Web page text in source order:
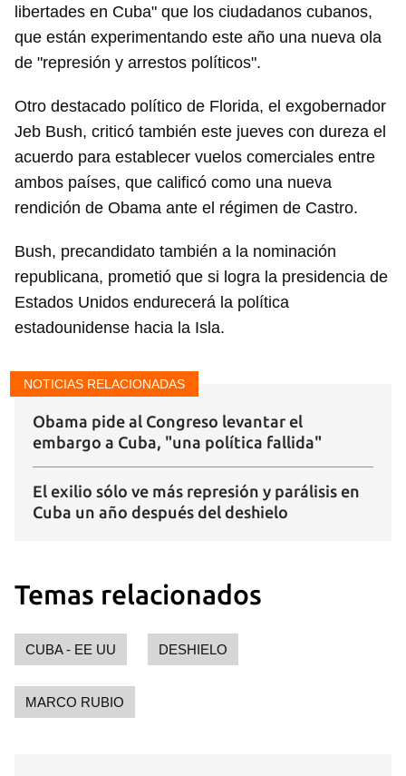
libertades en Cuba" que los ciudadanos cubanos,
que están experimentando este año una nueva ola
de "represión y arrestos políticos".
Otro destacado político de Florida, el exgobernador
Jeb Bush, criticó también este jueves con dureza el
acuerdo para establecer vuelos comerciales entre
ambos países, que calificó como una nueva
rendición de Obama ante el régimen de Castro.
Bush, precandidato también a la nominación
republicana, prometió que si logra la presidencia de
Estados Unidos endurecerá la política
estadounidense hacia la Isla.
NOTICIAS RELACIONADAS
Obama pide al Congreso levantar el
embargo a Cuba, "una política fallida"
El exilio sólo ve más represión y parálisis en
Cuba un año después del deshielo
Temas relacionados
CUBA - EE UU DESHIELO
MARCO RUBIO